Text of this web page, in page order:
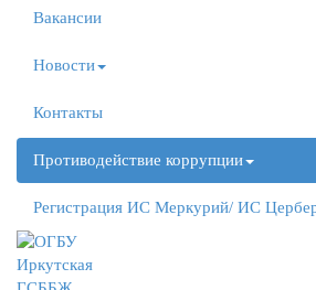
Вакансии
Новости
Контакты
Противодействие коррупции
Регистрация ИС Меркурий/ ИС